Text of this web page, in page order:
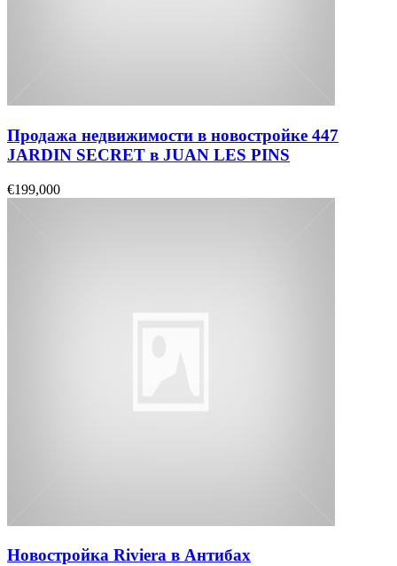
Продажа недвижимости в новостройке 447
JARDIN SECRET в JUAN LES PINS
€199,000
Новостройка Riviera в Антибах